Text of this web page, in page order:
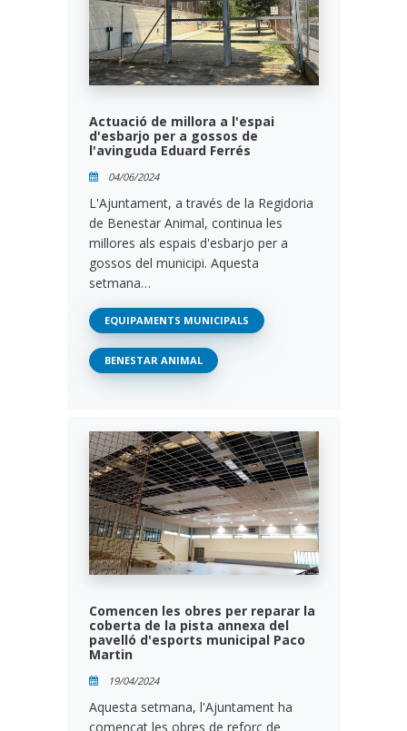
Actuació de millora a l'espai
d'esbarjo per a gossos de
l'avinguda Eduard Ferrés
04/06/2024
L'Ajuntament, a través de la Regidoria
de Benestar Animal, continua les
millores als espais d'esbarjo per a
gossos del municipi. Aquesta
setmana…
EQUIPAMENTS MUNICIPALS
BENESTAR ANIMAL
Comencen les obres per reparar la
coberta de la pista annexa del
pavelló d'esports municipal Paco
Martin
19/04/2024
Aquesta setmana, l'Ajuntament ha
començat les obres de reforç de